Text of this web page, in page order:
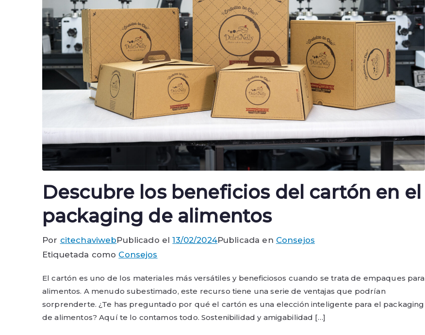
Descubre los beneficios del cartón en el
packaging de alimentos
Por citechaviwebPublicado el13/02/2024Publicada en Consejos
Etiquetada como Consejos
El cartón es uno de los materiales más versátiles y beneficiosos cuando se trata de empaques para
alimentos. A menudo subestimado, este recurso tiene una serie de ventajas que podrían
sorprenderte. ¿Te has preguntado por qué el cartón es una elección inteligente para el packaging
de alimentos? Aquí te lo contamos todo. Sostenibilidad y amigabilidad […]